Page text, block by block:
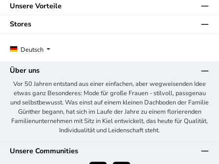
Unsere Vorteile
Deutsch
Stores
Über uns
Vor 50 Jahren entstand aus einer einfachen, aber wegweisenden Idee
etwas ganz Besonderes: Mode für große Frauen - stilvoll, passgenau
und selbstbewusst. Was einst auf einem kleinen Dachboden der Familie
Günther begann, hat sich im Laufe der Jahre zu einem florierenden
Familienunternehmen mit Sitz in Kiel entwickelt, das heute für Qualität,
Individualität und Leidenschaft steht.
Unsere Communities